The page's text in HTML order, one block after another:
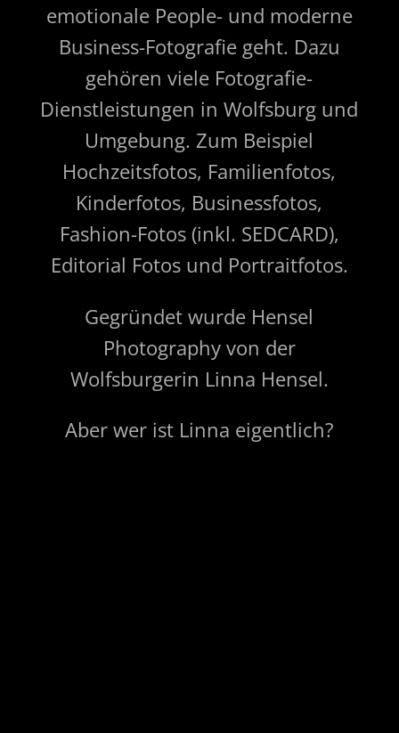
emotionale People- und moderne
Business-Foto­grafie geht. Dazu
gehören viele Fotografie-
Dienstleistungen in Wolfsburg und
Umgebung. Zum Beispiel
Hochzeitsfotos, Familienfotos,
Kinderfotos, Businessfotos,
Fashion-Fotos (inkl. SEDCARD),
Editorial Fotos und Portraitfotos.
Gegründet wurde Hensel
Photography von der
Wolfsburgerin Linna Hensel.
Aber wer ist Linna eigentlich?